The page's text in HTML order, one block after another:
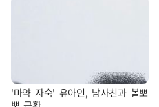
'마약 자숙' 유아인, 남사친과 볼뽀